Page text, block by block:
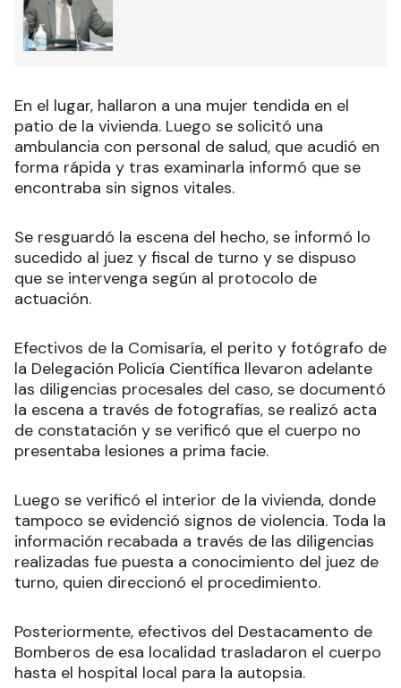
En el lugar, hallaron a una mujer tendida en el
patio de la vivienda. Luego se solicitó una
ambulancia con personal de salud, que acudió en
forma rápida y tras examinarla informó que se
encontraba sin signos vitales.
Se resguardó la escena del hecho, se informó lo
sucedido al juez y fiscal de turno y se dispuso
que se intervenga según al protocolo de
actuación.
Efectivos de la Comisaría, el perito y fotógrafo de
la Delegación Policía Científica llevaron adelante
las diligencias procesales del caso, se documentó
la escena a través de fotografías, se realizó acta
de constatación y se verificó que el cuerpo no
presentaba lesiones a prima facie.
Luego se verificó el interior de la vivienda, donde
tampoco se evidenció signos de violencia. Toda la
información recabada a través de las diligencias
realizadas fue puesta a conocimiento del juez de
turno, quien direccionó el procedimiento.
Posteriormente, efectivos del Destacamento de
Bomberos de esa localidad trasladaron el cuerpo
hasta el hospital local para la autopsia.